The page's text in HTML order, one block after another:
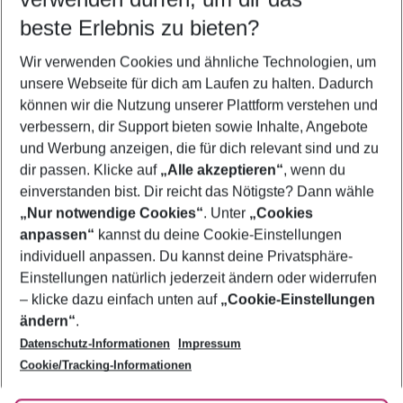
5-8 Nächte
2 Erwachsene Keine Kinder
Mehr Filter anzeigen
Footer
Footer navigation
Über uns
AGB
Bestpreisgarantie
Cookie-Einstellungen ändern
Cookie-Richtlinie
Agenturbetreuung
Barrierefreies Reisen
Folge uns
beste Erlebnis zu bieten?
Wir verwenden Cookies und ähnliche Technologien, um
unsere Webseite für dich am Laufen zu halten. Dadurch
können wir die Nutzung unserer Plattform verstehen und
verbessern, dir Support bieten sowie Inhalte, Angebote
und Werbung anzeigen, die für dich relevant sind und zu
dir passen. Klicke auf „Alle akzeptieren“, wenn du
einverstanden bist. Dir reicht das Nötigste? Dann wähle
„Nur notwendige Cookies“. Unter „Cookies
anpassen“ kannst du deine Cookie-Einstellungen
individuell anpassen. Du kannst deine Privatsphäre-
Einstellungen natürlich jederzeit ändern oder widerrufen
– klicke dazu einfach unten auf „Cookie-Einstellungen
ändern“.
Datenschutz-Informationen
Impressum
Cookie/Tracking-Informationen